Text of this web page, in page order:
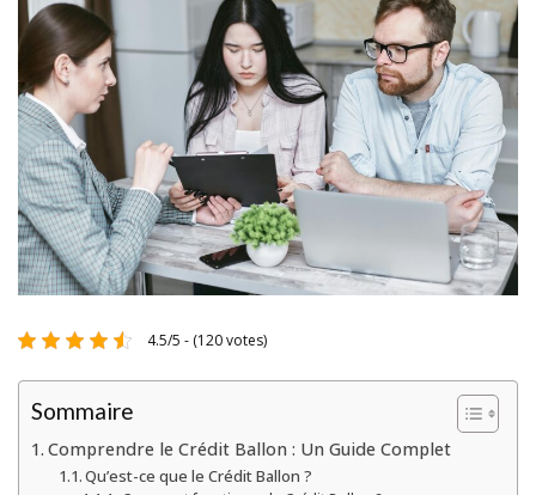
4.5/5 - (120 votes)
Sommaire
Comprendre le Crédit Ballon : Un Guide Complet
Qu’est-ce que le Crédit Ballon ?